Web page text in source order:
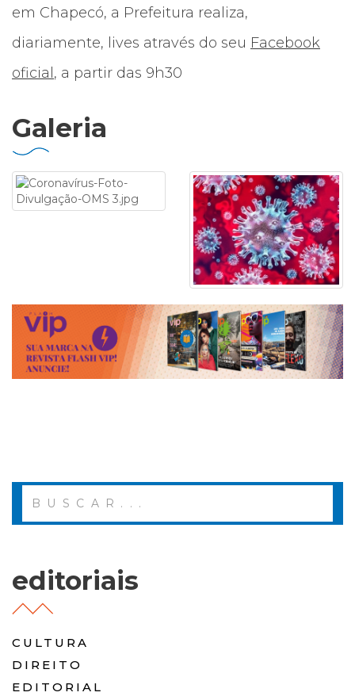
em Chapecó, a Prefeitura realiza,
diariamente, lives através do seu Facebook
oficial , a partir das 9h30
Galeria
editoriais
CULTURA
DIREITO
EDITORIAL